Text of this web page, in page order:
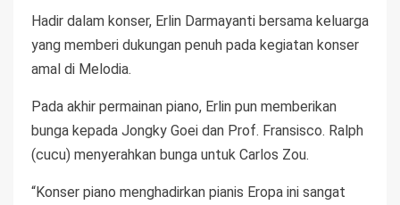
Hadir dalam konser, Erlin Darmayanti bersama keluarga
yang memberi dukungan penuh pada kegiatan konser
amal di Melodia.
Pada akhir permainan piano, Erlin pun memberikan
bunga kepada Jongky Goei dan Prof. Fransisco. Ralph
(cucu) menyerahkan bunga untuk Carlos Zou.
“Konser piano menghadirkan pianis Eropa ini sangat